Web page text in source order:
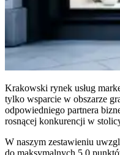
Krakowski rynek usług
tylko wsparcie w obszarze
odpowiedniego partnera
rosnącej konkurencji w
W naszym zestawieniu
do maksymalnych 5.0